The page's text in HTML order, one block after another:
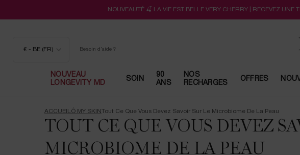
NOUVEAUTÉ 🍒 LA VIE EST BELLE VERY CHERRY | RECEVEZ
€ - BE (FR) Besoin d'aide ?
NOUVEAU
LONGEVITY MD
SOIN
90
ANS
NOS
RECHARGES
OFFRES
ACCUEIL Ô MY SKINTout Ce Que Vous Devez Savoir Sur Le Microbiome De La Peau
TOUT CE QUE VOUS DEVEZ
MICROBIOME DE LA PEAU